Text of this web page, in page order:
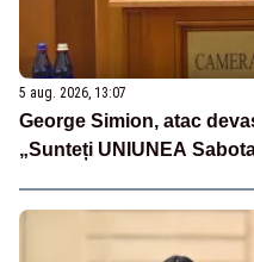
5 aug. 2026, 13:07
George Simion, atac
„Sunteți UNIUNEA